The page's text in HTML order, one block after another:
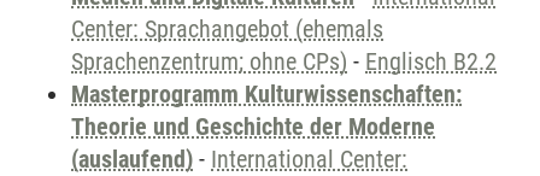
Center: Sprachangebot (ehemals
Sprachenzentrum; ohne CPs) - Englisch B2.2
Masterprogramm Kulturwissenschaften:
Theorie und Geschichte der Moderne
(auslaufend) - International Center: